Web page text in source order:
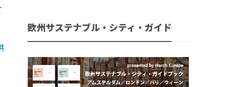
欧州サステナブル・シティ・ガイド